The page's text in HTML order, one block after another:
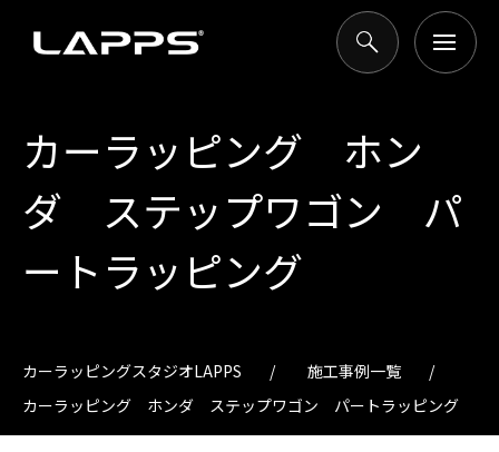
カーラッピング ホン
ダ ステップワゴン パ
ートラッピング
カーラッピングスタジオLAPPS
施工事例一覧
カーラッピング ホンダ ステップワゴン パートラッピング